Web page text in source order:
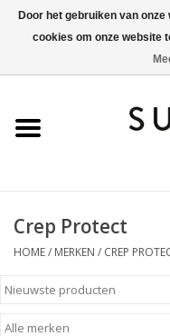
SALE
Dames
Heren
Crep Protect
HOME/ MERKEN / CREP
Door het gebruiken van
cookies om onze website